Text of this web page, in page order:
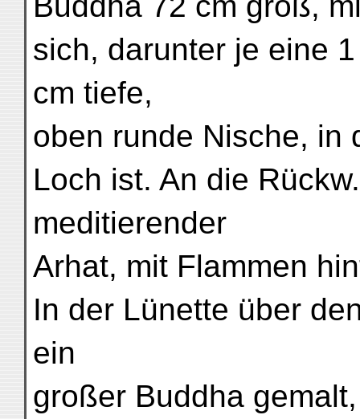
sich, darunter je eine
cm tiefe,
oben runde Nische, in
Loch ist. An die
meditierender
Arhat, mit Flammen
In der Lünette über
ein
großer Buddha